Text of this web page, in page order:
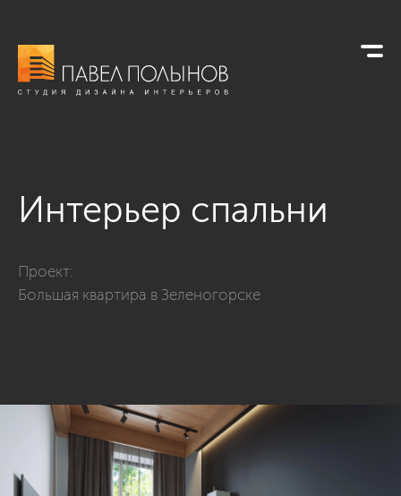
Интерьер спальни
Проект:
Большая квартира в Зеленогорске